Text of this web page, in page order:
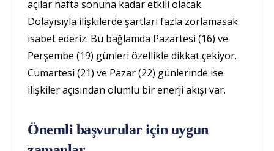
açılar hafta sonuna kadar etkili olacak.
Dolayısıyla ilişkilerde şartları fazla zorlamasak
isabet ederiz. Bu bağlamda Pazartesi (16) ve
Perşembe (19) günleri özellikle dikkat çekiyor.
Cumartesi (21) ve Pazar (22) günlerinde ise
ilişkiler açısından olumlu bir enerji akışı var.
Önemli başvurular için uygun